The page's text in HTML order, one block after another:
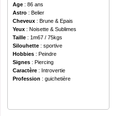
Age : 86 ans
Astro : Belier
Cheveux : Brune & Epais
Yeux : Noisette & Sublimes
Taille : 1m67 / 75kgs
Silouhette : sportive
Hobbies : Peindre
Signes : Piercing
Caractère : Introvertie
Profession : guichetière